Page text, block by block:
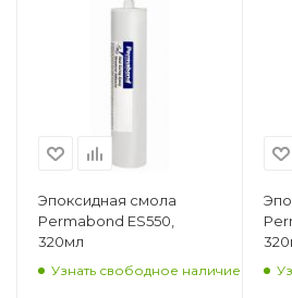
Эпоксидная смола
Permabond ES550,
320мл
Узнать свободное наличие